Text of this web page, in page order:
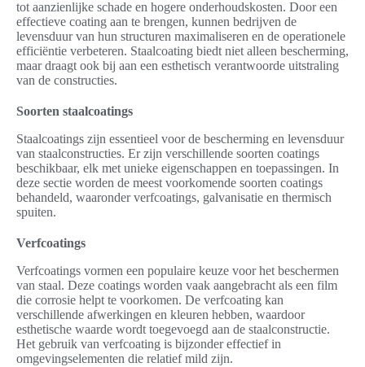
tot aanzienlijke schade en hogere onderhoudskosten. Door een
effectieve coating aan te brengen, kunnen bedrijven de
levensduur van hun structuren maximaliseren en de operationele
efficiëntie verbeteren. Staalcoating biedt niet alleen bescherming,
maar draagt ook bij aan een esthetisch verantwoorde uitstraling
van de constructies.
Soorten staalcoatings
Staalcoatings zijn essentieel voor de bescherming en levensduur
van staalconstructies. Er zijn verschillende soorten coatings
beschikbaar, elk met unieke eigenschappen en toepassingen. In
deze sectie worden de meest voorkomende soorten coatings
behandeld, waaronder verfcoatings, galvanisatie en thermisch
spuiten.
Verfcoatings
Verfcoatings vormen een populaire keuze voor het beschermen
van staal. Deze coatings worden vaak aangebracht als een film
die corrosie helpt te voorkomen. De verfcoating kan
verschillende afwerkingen en kleuren hebben, waardoor
esthetische waarde wordt toegevoegd aan de staalconstructie.
Het gebruik van verfcoating is bijzonder effectief in
omgevingselementen die relatief mild zijn.